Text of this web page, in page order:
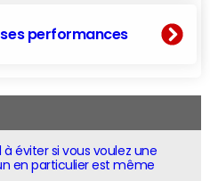
performances
éviter si vous voulez une
en particulier est même